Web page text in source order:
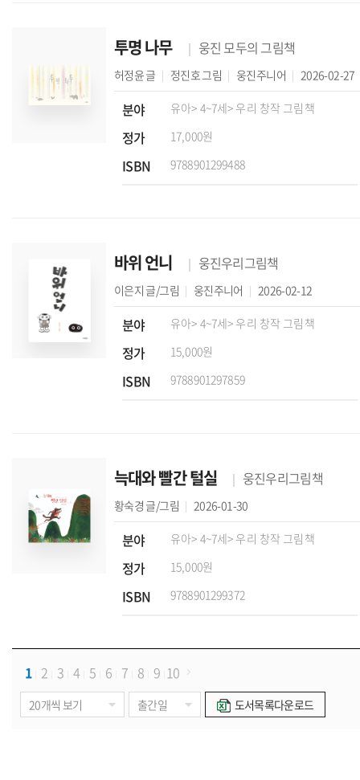
투명 나무 웅진 모두의 그림책
허정윤글 정진호그림 웅진주니어 2026-02-27
분야 유아> 4~7세> 우리 창작 그림책
정가 17,000원
ISBN 9788901299488
바위 언니 웅진우리그림책
이은지 글/그림 웅진주니어 2026-02-12
분야 유아> 4~7세> 우리 창작 그림책
정가 15,000원
ISBN 9788901297859
늑대와 빨간 털실 웅진우리그림책
황숙경 글/그림 2026-01-30
분야 유아> 4~7세> 우리 창작 그림책
정가 15,000원
ISBN 9788901299372
1 2 3 4 5 6 7 8 9 10
도서목록다운로드